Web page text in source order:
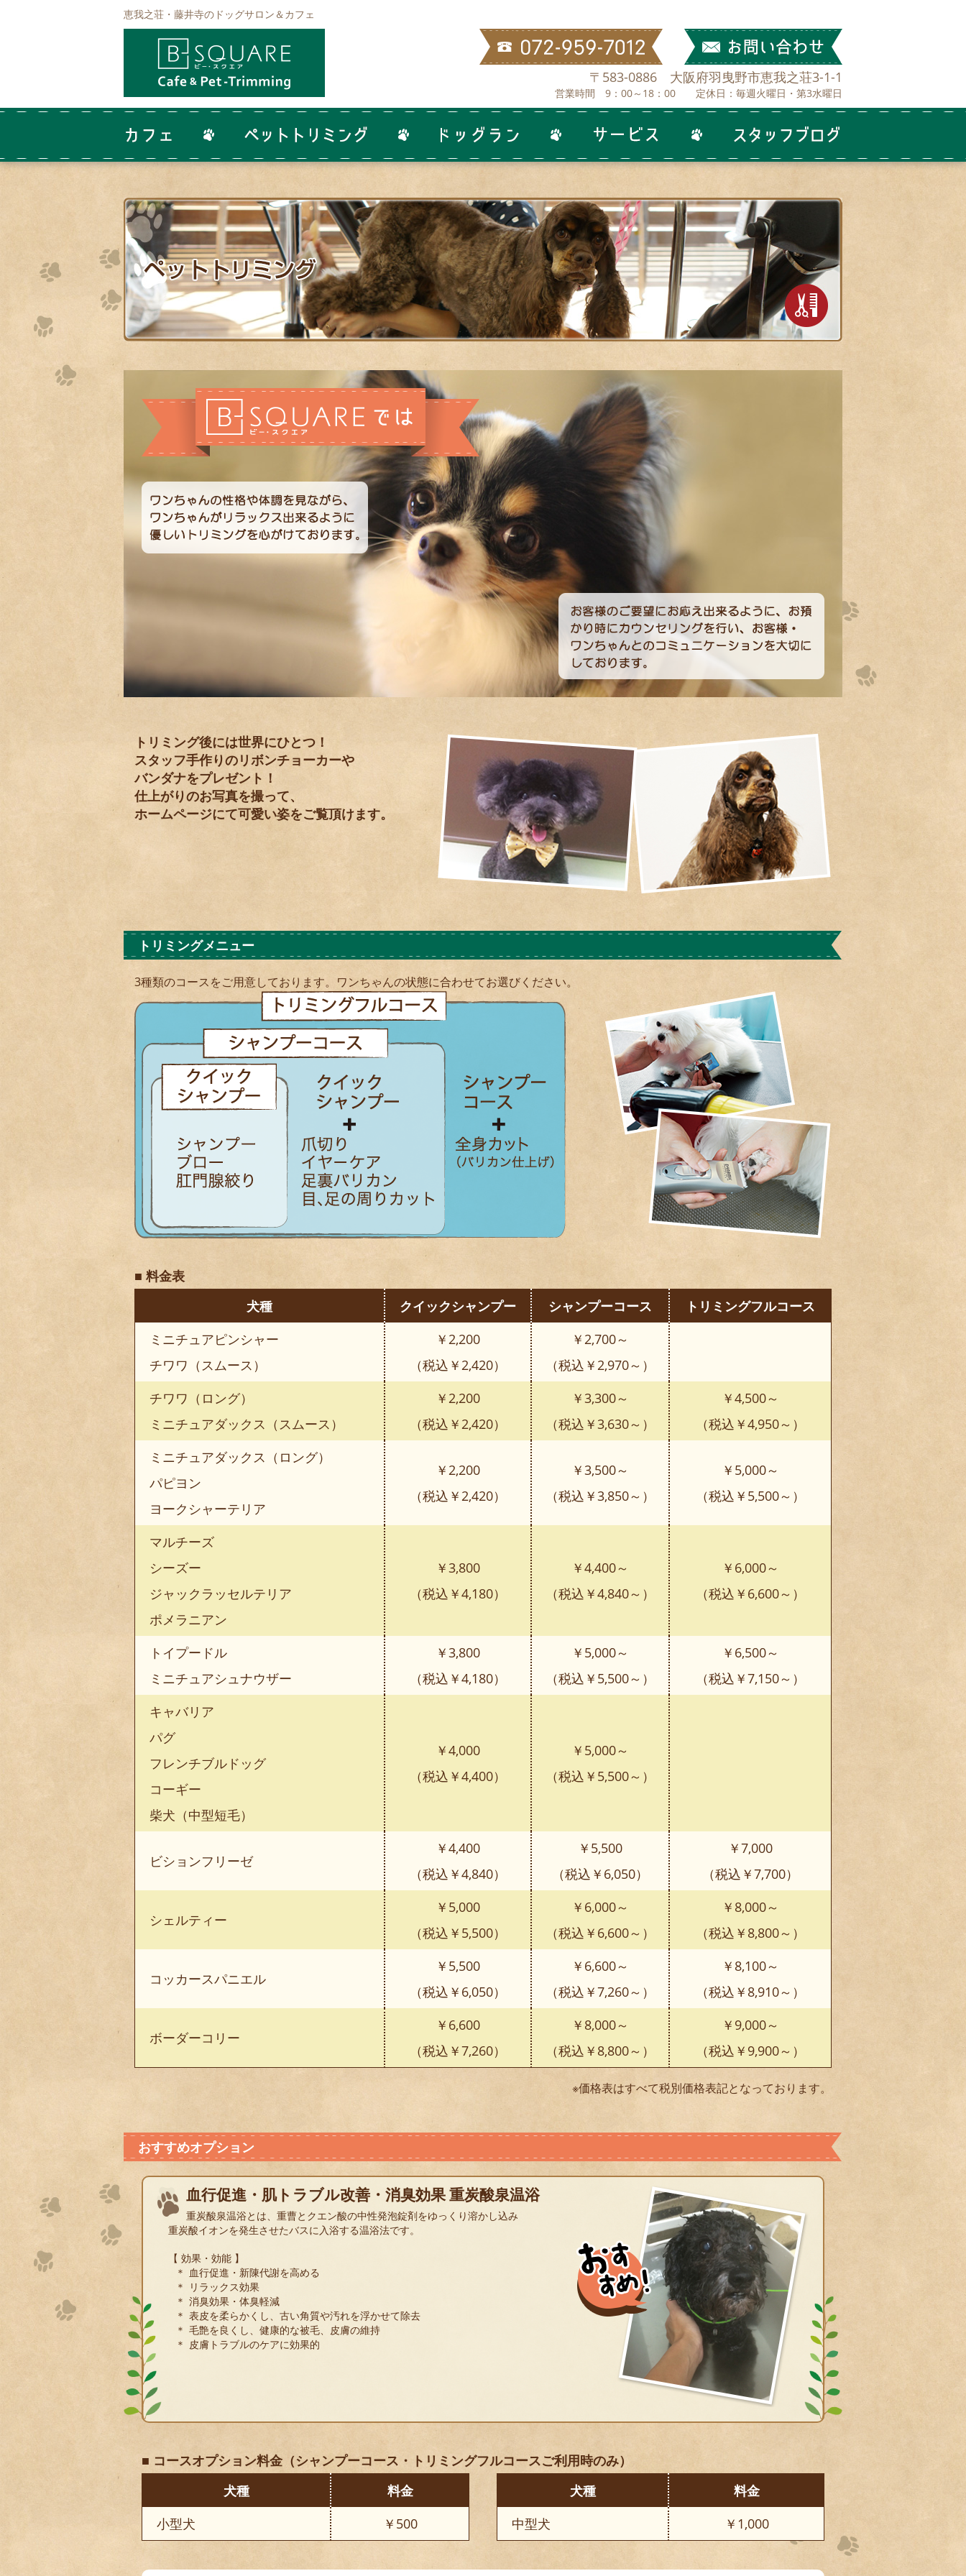
恵我之荘・藤井寺のドッグサロン＆カフェ
〒583-0886 大阪府羽曳野市恵我之荘3-1-1
営業時間 9：00～18：00 定休日：毎週火曜日・第3水曜日
トリミング後には世界にひとつ！
スタッフ手作りのリボンチョーカーや
バンダナをプレゼント！
仕上がりのお写真を撮って、
ホームページにて可愛い姿をご覧頂けます。
トリミングメニュー
3種類のコースをご用意しております。ワンちゃんの状態に合わせてお選びください。
■ 料金表
犬種
クイックシャンプー シャンプーコース
トリミングフルコース
ミニチュアピンシャー
チワワ（スムース）
￥2,200
（税込￥2,420）
￥2,700～
（税込￥2,970～）
チワワ（ロング）
ミニチュアダックス（スムース）
￥2,200
（税込￥2,420）
￥3,300～
（税込￥3,630～）
￥4,500～
（税込￥4,950～）
ミニチュアダックス（ロング）
パピヨン
ヨークシャーテリア
￥2,200
（税込￥2,420）
￥3,500～
（税込￥3,850～）
￥5,000～
（税込￥5,500～）
マルチーズ
シーズー
ジャックラッセルテリア
ポメラニアン
￥3,800
（税込￥4,180）
￥4,400～
（税込￥4,840～）
￥6,000～
（税込￥6,600～）
トイプードル
ミニチュアシュナウザー
￥3,800
（税込￥4,180）
￥5,000～
（税込￥5,500～）
￥6,500～
（税込￥7,150～）
キャバリア
パグ
フレンチブルドッグ
コーギー
柴犬（中型短毛）
￥4,000
（税込￥4,400）
￥5,000～
（税込￥5,500～）
ビションフリーゼ
￥4,400
（税込￥4,840）
￥5,500
（税込￥6,050）
￥7,000
（税込￥7,700）
シェルティー
￥5,000
（税込￥5,500）
￥6,000～
（税込￥6,600～）
￥8,000～
（税込￥8,800～）
コッカースパニエル
￥5,500
（税込￥6,050）
￥6,600～
（税込￥7,260～）
￥8,100～
（税込￥8,910～）
ボーダーコリー
￥6,600
（税込￥7,260）
￥8,000～
（税込￥8,800～）
￥9,000～
（税込￥9,900～）
※価格表はすべて税別価格表記となっております。
おすすめオプション
血行促進・肌トラブル改善・消臭効果 重炭酸泉温浴
重炭酸泉温浴とは、重曹とクエン酸の中性発泡錠剤をゆっくり溶かし込み
重炭酸イオンを発生させたバスに入浴する温浴法です。
【 効果・効能 】
血行促進・新陳代謝を高める
リラックス効果
消臭効果・体臭軽減
表皮を柔らかくし、古い角質や汚れを浮かせて除去
毛艶を良くし、健康的な被毛、皮膚の維持
皮膚トラブルのケアに効果的
■ コースオプション料金 （シャンプーコース・トリミングフルコースご利用時のみ）
犬種
料金
小型犬
￥500
犬種
料金
中型犬
￥1,000